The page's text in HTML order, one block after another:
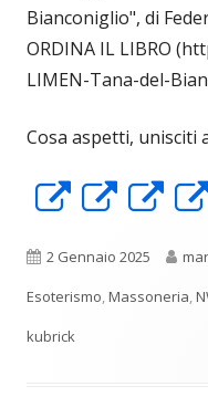
Bianconiglio", di
ORDINA IL LIBRO
LIMEN-Tana-del-
Cosa aspetti, unisciti
Apre
una
nuova
finestra
Apre
una
Pubblicato
2 Gennaio 2025
Esoterismo,Massoneria,
kubrick